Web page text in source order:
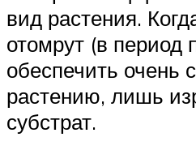
вид растения.
отомрут (в период
обеспечить очень
растению, лишь
субстрат.